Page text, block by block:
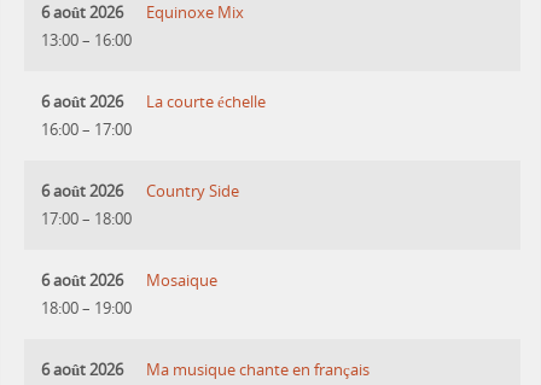
6 août 2026
13:00– 16:00
Equinoxe Mix
6 août 2026
16:00– 17:00
La courte échelle
6 août 2026
17:00– 18:00
Country Side
6 août 2026
18:00– 19:00
Mosaique
6 août 2026
Ma musique chante en français